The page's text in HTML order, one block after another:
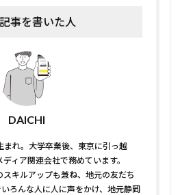
事を書いた人
DAICHI
まれ。大学卒業後、東京に引っ越
ィア関連会社で務めています。
キルアップも兼ね、地元の友だち
ろんな人に人に声をかけ、地元静岡